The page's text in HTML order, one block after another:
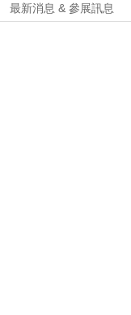
最新消息 & 參展訊息